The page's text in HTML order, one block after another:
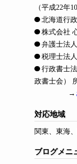
（平成22年
北海道行
株式会社
弁護士法
税理士法
行政書士
政書士会）
→
対応地域
関東、東海
ブログメニ